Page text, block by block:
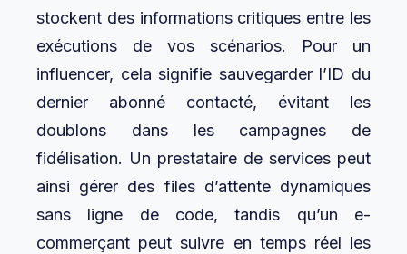
stockent des informations critiques entre les
exécutions de vos scénarios. Pour un
influencer, cela signifie sauvegarder l’ID du
dernier abonné contacté, évitant les
doublons dans les campagnes de
fidélisation. Un prestataire de services peut
ainsi gérer des files d’attente dynamiques
sans ligne de code, tandis qu’un e-
commerçant peut suivre en temps réel les